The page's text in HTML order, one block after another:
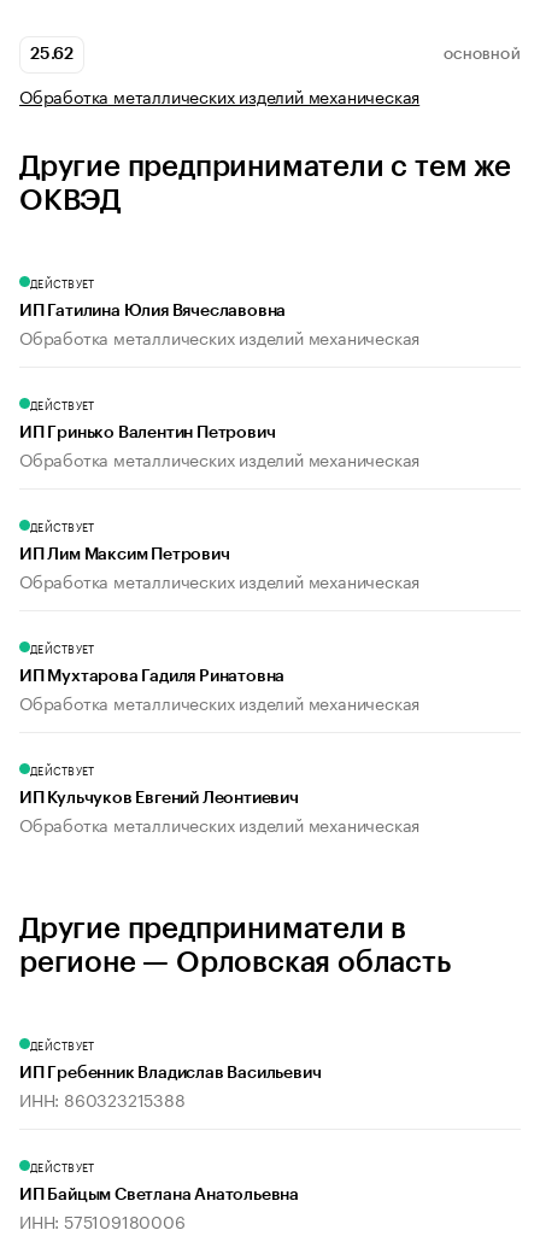
25.62 ОСНОВНОЙ
Обработка металлических изделий механическая
Другие предприниматели с тем же
ОКВЭД
ДЕЙСТВУЕТ
ИП Гатилина Юлия Вячеславовна
Обработка металлических изделий механическая
ДЕЙСТВУЕТ
ИП Гринько Валентин Петрович
Обработка металлических изделий механическая
ДЕЙСТВУЕТ
ИП Лим Максим Петрович
Обработка металлических изделий механическая
ДЕЙСТВУЕТ
ИП Мухтарова Гадиля Ринатовна
Обработка металлических изделий механическая
ДЕЙСТВУЕТ
ИП Кульчуков Евгений Леонтиевич
Обработка металлических изделий механическая
Другие предприниматели в
регионе — Орловская область
ДЕЙСТВУЕТ
ИП Гребенник Владислав Васильевич
ИНН: 860323215388
ДЕЙСТВУЕТ
ИП Байцым Светлана Анатольевна
ИНН: 575109180006